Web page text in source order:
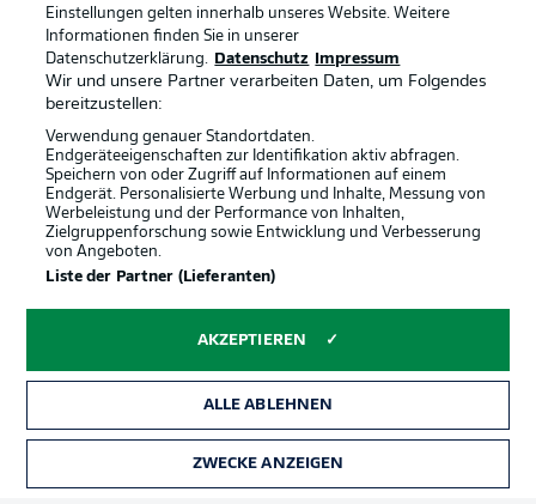
Rechtliche Hinweise
Datenschutz Nutzungsbedingungen
Jobs
Impressum Partner
Einstellungen gelten innerhalb unseres Website. Weitere
Informationen finden Sie in unserer
Datenschutzerklärung.
Datenschutz Impressum
Wir und unsere Partner verarbeiten Daten, um Folgendes
bereitzustellen:
Verwendung genauer Standortdaten.
Endgeräteeigenschaften zur Identifikation aktiv abfragen.
Speichern von oder Zugriff auf Informationen auf einem
Endgerät. Personalisierte Werbung und Inhalte, Messung von
Werbeleistung und der Performance von Inhalten,
Zielgruppenforschung sowie Entwicklung und Verbesserung
von Angeboten.
Liste der Partner (Lieferanten)
AKZEPTIEREN
ALLE ABLEHNEN
ZWECKE ANZEIGEN